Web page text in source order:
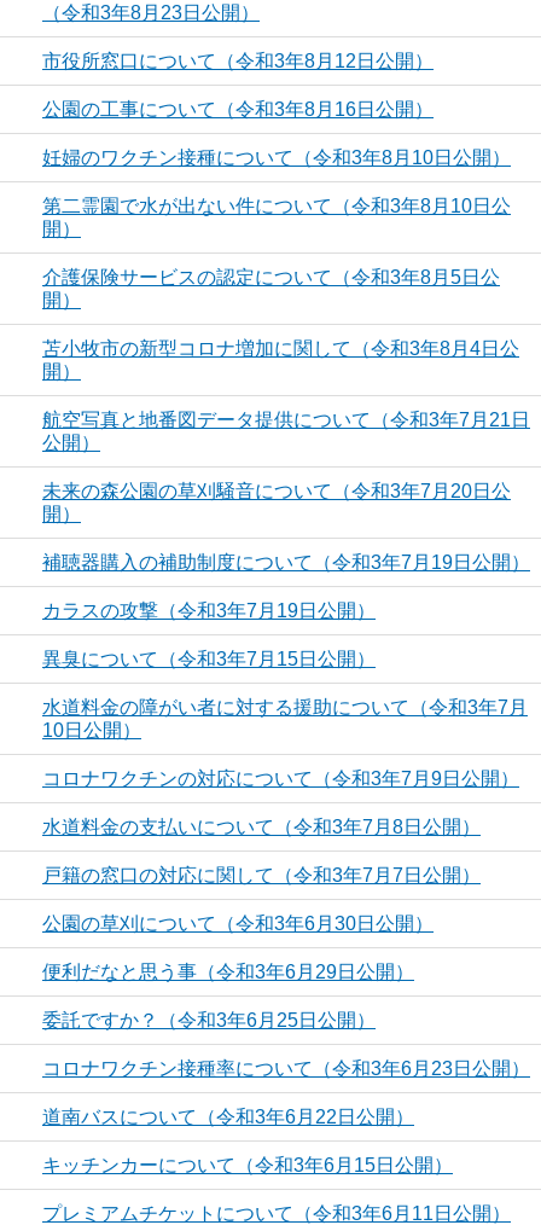
（令和3年8月23日公開）
市役所窓口について（令和3年8月12日公開）
公園の工事について（令和3年8月16日公開）
妊婦のワクチン接種について（令和3年8月10日公開）
第二霊園で水が出ない件について（令和3年8月10日公
開）
介護保険サービスの認定について（令和3年8月5日公
開）
苫小牧市の新型コロナ増加に関して（令和3年8月4日公
開）
航空写真と地番図データ提供について（令和3年7月21日
公開）
未来の森公園の草刈騒音について（令和3年7月20日公
開）
補聴器購入の補助制度について（令和3年7月19日公開）
カラスの攻撃（令和3年7月19日公開）
異臭について（令和3年7月15日公開）
水道料金の障がい者に対する援助について（令和3年7月
10日公開）
コロナワクチンの対応について（令和3年7月9日公開）
水道料金の支払いについて（令和3年7月8日公開）
戸籍の窓口の対応に関して（令和3年7月7日公開）
公園の草刈について（令和3年6月30日公開）
便利だなと思う事（令和3年6月29日公開）
委託ですか？（令和3年6月25日公開）
コロナワクチン接種率について（令和3年6月23日公開）
道南バスについて（令和3年6月22日公開）
キッチンカーについて（令和3年6月15日公開）
プレミアムチケットについて（令和3年6月11日公開）